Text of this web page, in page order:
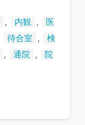
, 内観 ,
医
待合室 ,
検
, 通院 ,
院